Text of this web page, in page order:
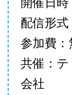
配信形
参加費：
共催：
会社